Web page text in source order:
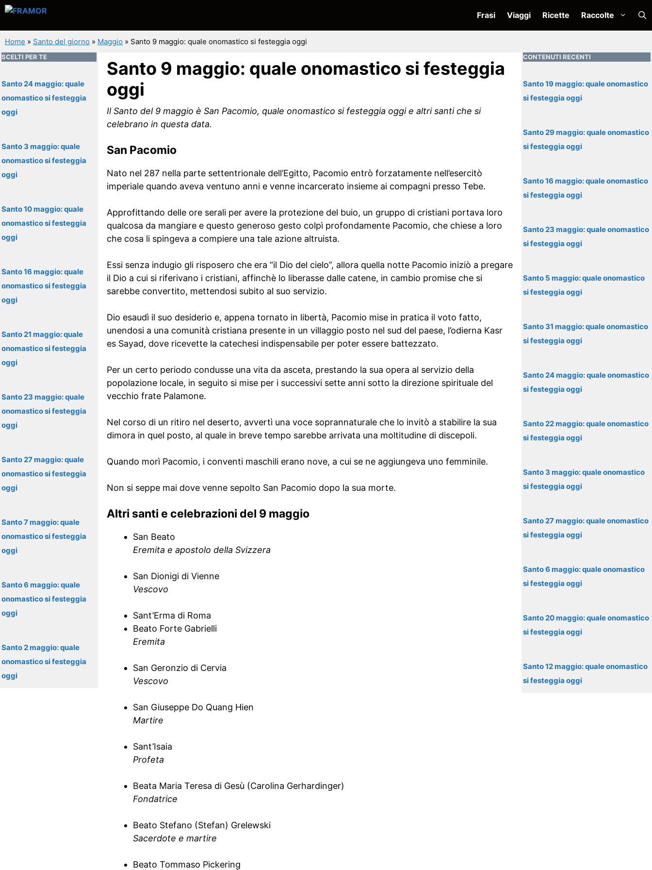
Vai
contenuto
Frasi Viaggi Ricette Raccolte
Home » Santo del giorno » Maggio » Santo 9 maggio: quale onomastico si festeggia oggi
Santo 9 maggio: quale onomastico si festeggia
oggi
Il Santo del 9 maggio è San Pacomio, quale onomastico si festeggia oggi e altri santi che si
celebrano in questa data.
San Pacomio
Nato nel 287 nella parte settentrionale dell’Egitto, Pacomio entrò forzatamente nell’esercitò
imperiale quando aveva ventuno anni e venne incarcerato insieme ai compagni presso Tebe.
Approfittando delle ore serali per avere la protezione del buio, un gruppo di cristiani portava loro
qualcosa da mangiare e questo generoso gesto colpì profondamente Pacomio, che chiese a loro
che cosa li spingeva a compiere una tale azione altruista.
Essi senza indugio gli risposero che era “il Dio del cielo”, allora quella notte Pacomio iniziò a pregare
il Dio a cui si riferivano i cristiani, affinchè lo liberasse dalle catene, in cambio promise che si
sarebbe convertito, mettendosi subito al suo servizio.
Dio esaudì il suo desiderio e, appena tornato in libertà, Pacomio mise in pratica il voto fatto,
unendosi a una comunità cristiana presente in un villaggio posto nel sud del paese, l’odierna Kasr
es Sayad, dove ricevette la catechesi indispensabile per poter essere battezzato.
Per un certo periodo condusse una vita da asceta, prestando la sua opera al servizio della
popolazione locale, in seguito si mise per i successivi sette anni sotto la direzione spirituale del
vecchio frate Palamone.
Nel corso di un ritiro nel deserto, avvertì una voce soprannaturale che lo invitò a stabilire la sua
dimora in quel posto, al quale in breve tempo sarebbe arrivata una moltitudine di discepoli.
Quando morì Pacomio, i conventi maschili erano nove, a cui se ne aggiungeva uno femminile.
Non si seppe mai dove venne sepolto San Pacomio dopo la sua morte.
Altri santi e celebrazioni del 9 maggio
San Beato
Eremita e apostolo della Svizzera
San Dionigi di Vienne
Vescovo
Sant’Erma di Roma
Beato Forte Gabrielli
Eremita
San Geronzio di Cervia
Vescovo
San Giuseppe Do Quang Hien
Martire
Sant’Isaia
Profeta
Beata Maria Teresa di Gesù (Carolina Gerhardinger)
Fondatrice
Beato Stefano (Stefan) Grelewski
Sacerdote e martire
Beato Tommaso Pickering
SCELTI PER TE
Santo 24 maggio: quale
onomastico si festeggia
oggi
Santo 3 maggio: quale
onomastico si festeggia
oggi
Santo 10 maggio: quale
onomastico si festeggia
oggi
Santo 16 maggio: quale
onomastico si festeggia
oggi
Santo 21 maggio: quale
onomastico si festeggia
oggi
Santo 23 maggio: quale
onomastico si festeggia
oggi
Santo 27 maggio: quale
onomastico si festeggia
oggi
Santo 7 maggio: quale
onomastico si festeggia
oggi
Santo 6 maggio: quale
onomastico si festeggia
oggi
Santo 2 maggio: quale
onomastico si festeggia
oggi
CONTENUTI RECENTI
Santo 19 maggio: quale onomastico
si festeggia oggi
Santo 29 maggio: quale onomastico
si festeggia oggi
Santo 16 maggio: quale onomastico
si festeggia oggi
Santo 23 maggio: quale onomastico
si festeggia oggi
Santo 5 maggio: quale onomastico
si festeggia oggi
Santo 31 maggio: quale onomastico
si festeggia oggi
Santo 24 maggio: quale onomastico
si festeggia oggi
Santo 22 maggio: quale onomastico
si festeggia oggi
Santo 3 maggio: quale onomastico
si festeggia oggi
Santo 27 maggio: quale onomastico
si festeggia oggi
Santo 6 maggio: quale onomastico
si festeggia oggi
Santo 20 maggio: quale onomastico
si festeggia oggi
Santo 12 maggio: quale onomastico
si festeggia oggi